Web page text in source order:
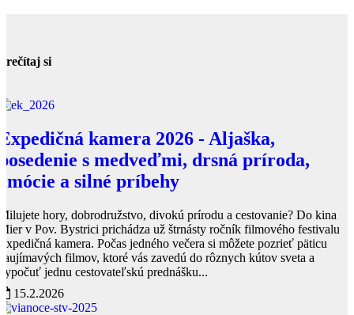
si
kamera 2026 - Aljaška,
s medveďmi, drsná príroda,
a silné príbehy
hory, dobrodružstvo, divokú prírodu a cestovanie? Do kina
v Pov. Bystrici prichádza už štrnásty ročník filmového festivalu
kamera. Počas jedného večera si môžete pozrieť päticu
filmov, ktoré vás zavedú do rôznych kútov sveta a
jednu cestovateľskú prednášku...
15.2.2026